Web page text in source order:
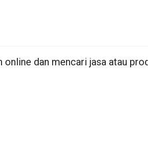
dan mencari jasa atau